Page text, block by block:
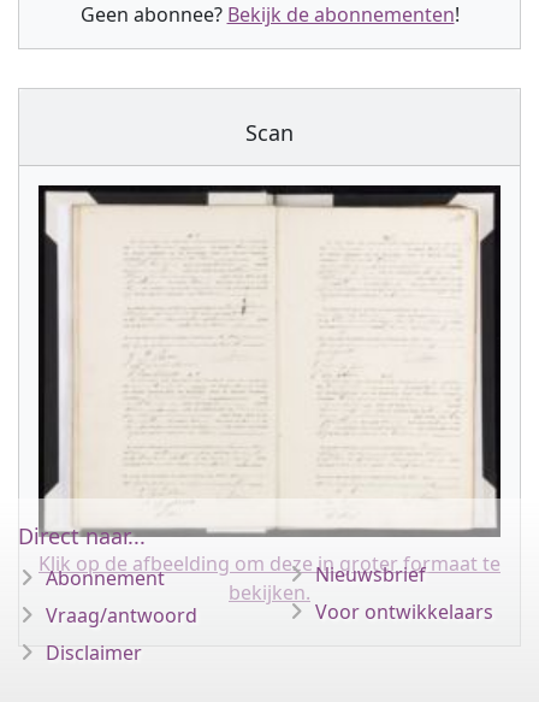
Geen abonnee? Bekijk de abonnementen!
Scan
Klik op de afbeelding om deze in groter formaat te
bekijken.
Direct naar...
Abonnement
Vraag/antwoord
Disclaimer
Nieuwsbrief
Voor ontwikkelaars